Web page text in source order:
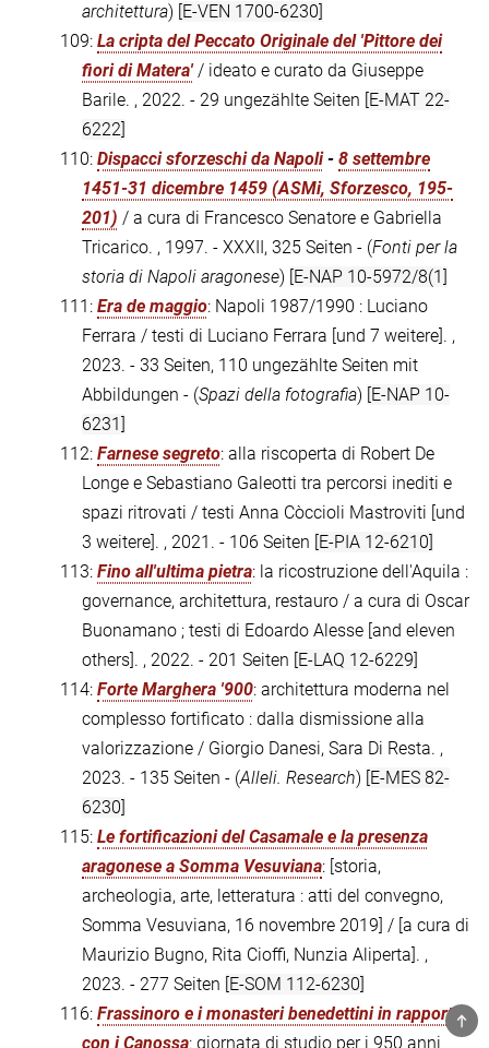
architettura) [E-VEN 1700-6230]
109: La cripta del Peccato Originale del 'Pittore dei
fiori di Matera'/ ideato e curato da Giuseppe
Barile. , 2022. - 29 ungezählte Seiten [E-MAT 22-
6222]
110: Dispacci sforzeschi da Napoli- 8 settembre
1451-31 dicembre 1459 (ASMi, Sforzesco, 195-
201) / a cura di Francesco Senatore e Gabriella
Tricarico. , 1997. - XXXII, 325 Seiten - (Fonti per la
storia di Napoli aragonese) [E-NAP 10-5972/8(1]
111: Era de maggio: Napoli 1987/1990 : Luciano
Ferrara / testi di Luciano Ferrara [und 7 weitere]. ,
2023. - 33 Seiten, 110 ungezählte Seiten mit
Abbildungen - (Spazi della fotografia) [E-NAP 10-
6231]
112: Farnese segreto: alla riscoperta di Robert De
Longe e Sebastiano Galeotti tra percorsi inediti e
spazi ritrovati / testi Anna Còccioli Mastroviti [und
3 weitere]. , 2021. - 106 Seiten [E-PIA 12-6210]
113: Fino all'ultima pietra: la ricostruzione dell'Aquila :
governance, architettura, restauro / a cura di Oscar
Buonamano ; testi di Edoardo Alesse [and eleven
others]. , 2022. - 201 Seiten [E-LAQ 12-6229]
114: Forte Marghera '900: architettura moderna nel
complesso fortificato : dalla dismissione alla
valorizzazione / Giorgio Danesi, Sara Di Resta. ,
2023. - 135 Seiten - (Alleli. Research) [E-MES 82-
6230]
115: Le fortificazioni del Casamale e la presenza
aragonese a Somma Vesuviana: [storia,
archeologia, arte, letteratura : atti del convegno,
Somma Vesuviana, 16 novembre 2019] / [a cura di
Maurizio Bugno, Rita Cioffi, Nunzia Aliperta]. ,
2023. - 277 Seiten [E-SOM 112-6230]
116: Frassinoro e i monasteri benedettini in rapporto
con i Canossa: giornata di studio per i 950 anni
TOP